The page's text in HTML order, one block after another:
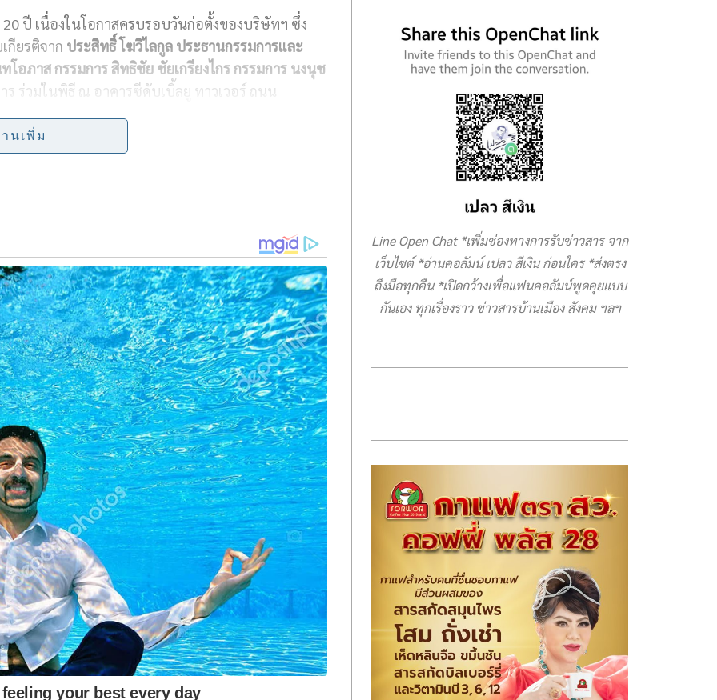
a
r
e
20ปี เนื่องในโอกาสครบรอบวันก่อตั้งของบริษัทฯ ซึ่ง
กียรติจาก ประสิทธิ์ โฆวิไลกูล ประธานกรรมการและ
โอภาส กรรมการสิทธิชัย ชัยเกรียงไกร กรรมการ นงนุช
ร่วมในพิธี ณ อาคารซีดับเบิ้ลยู ทาวเวอร์ ถนน
รเติบโตที่ยั่งยืนให้กับองค์กร
a
r
e
นเพิ่ม
Line Open Chat *เพิ่มช่องทางการรับข่าวสาร จาก
เว็บไซต์ *อ่านคอลัมน์ เปลว สีเงิน ก่อนใคร *ส่งตรง
ถึงมือทุกคืน *เปิดกว้างเพื่อแฟนคอลัมน์พูดคุยแบบ
กันเอง ทุกเรื่องราว ข่าวสารบ้านเมือง สังคม ฯลฯ